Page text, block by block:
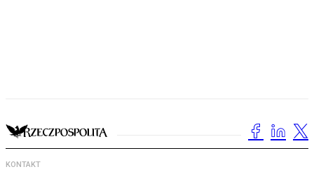
KONTAKT